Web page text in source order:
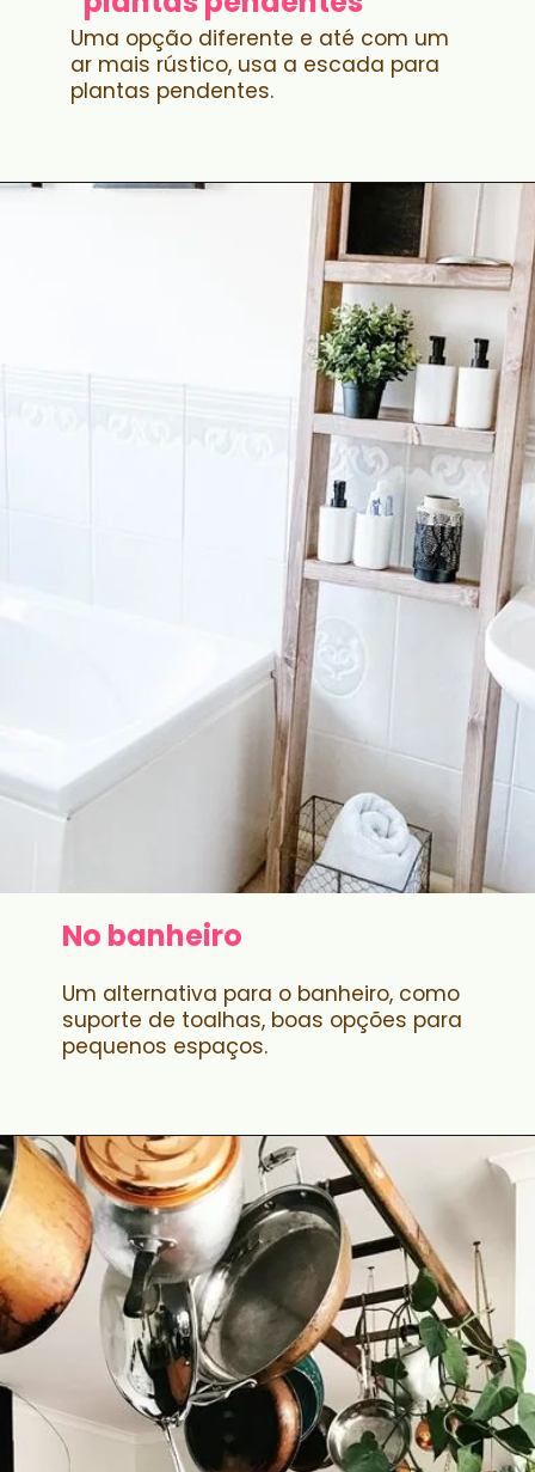
Uma opção diferente e até com um
ar mais rústico, usa a escada para
plantas pendentes.
No banheiro
Um alternativa para o banheiro, como
suporte de toalhas, boas opções para
pequenos espaços.